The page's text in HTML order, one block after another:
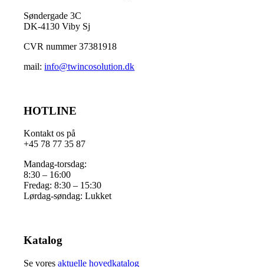
Søndergade 3C
DK-4130 Viby Sj
CVR nummer 37381918
mail:info@twincosolution.dk
HOTLINE
Kontakt os på
+45 78 77 35 87
Mandag-torsdag:
8:30 – 16:00
Fredag: 8:30 – 15:30
Lørdag-søndag: Lukket
Katalog
Se voresaktuelle hovedkatalog